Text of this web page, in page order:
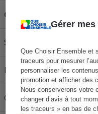
Gérer
Que Choisir Ensemble et
traceurs pour mesurer
personnaliser les
promotion et afficher des
Nous conserverons votre
changer d’avis à tout
les traceurs » en bas de
Carburant
SP 95-E10
E85 25,02 €
Gazole 68,07 €